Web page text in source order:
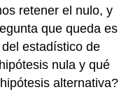
retener el nulo, y
que queda es
estadístico de
nula y qué
alternativa?